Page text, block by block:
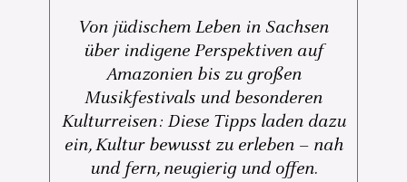
Von jüdischem Leben in Sachsen
über indigene Perspektiven auf
Amazonien bis zu großen
Musikfestivals und besonderen
Kulturreisen: Diese Tipps laden dazu
ein, Kultur bewusst zu erleben – nah
und fern, neugierig und offen.